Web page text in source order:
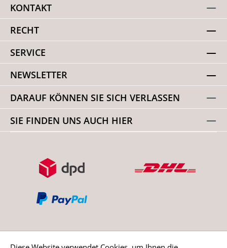
KONTAKT
RECHT
SERVICE
NEWSLETTER
DARAUF KÖNNEN SIE SICH VERLASSEN
SIE FINDEN UNS AUCH HIER